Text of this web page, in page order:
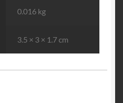
0.016 kg
3.5 × 3 × 1.7 cm